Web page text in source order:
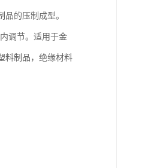
的压制成型。
调节。适用于金
料制品，绝缘材料